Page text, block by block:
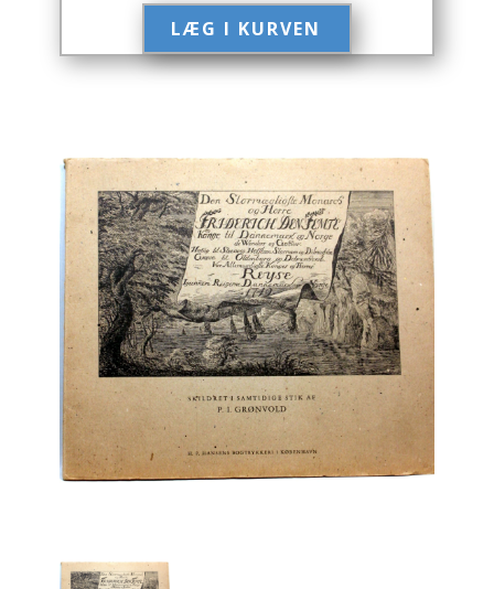
Engelsk
Europa
Fantasy / Sciencefiction
Filosofi
Håndarbejde
Håndværk
Historie
Hobby
Husdyr
LÆG I KURVEN​